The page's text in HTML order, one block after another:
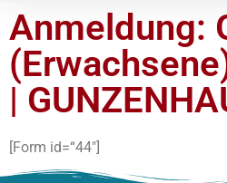
Anmeldung:
|
[Form id=“44″]